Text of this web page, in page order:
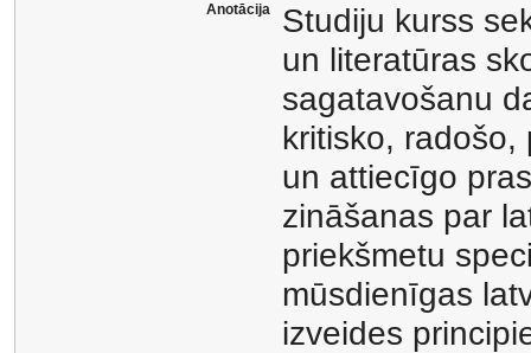
Anotācija
Studiju kurss
un literatūras
sagatavošanu
kritisko, radošo,
un attiecīgo
zināšanas par
priekšmetu
mūsdienīgas
izveides